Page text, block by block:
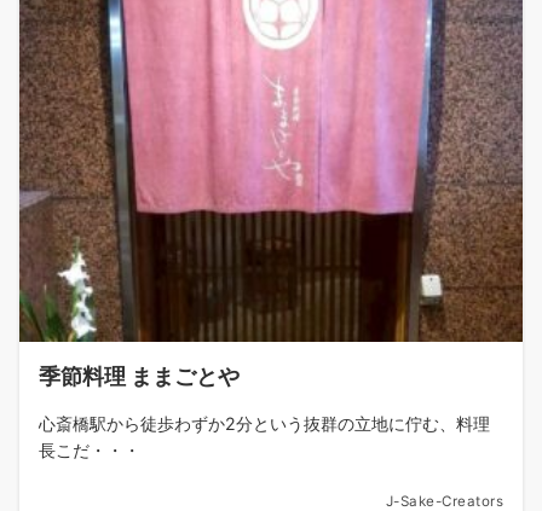
季節料理 ままごとや
心斎橋駅から徒歩わずか2分という抜群の立地に佇む、料理
長こだ・・・
J-Sake-Creators